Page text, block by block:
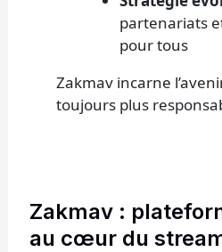
partenariats
pour tous
Zakmav incarne
toujours plus
Zakmav :
au cœur du